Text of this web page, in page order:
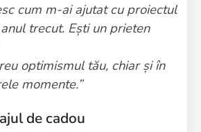
cum m-ai ajutat cu proiectul
trecut. Ești un prieten
optimismul tău, chiar și în
momente.”
de cadou